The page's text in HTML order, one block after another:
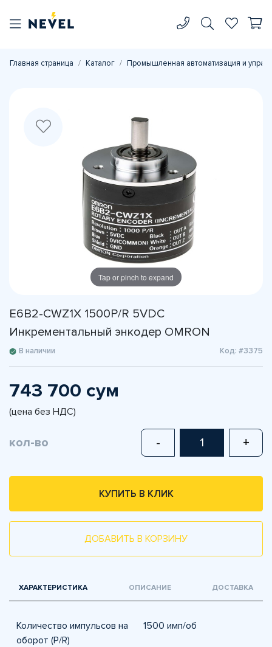
Главная страница Каталог Промышленная автоматизация и
Tap or pinch to expand
E6B2-CWZ1X 1500P/R 5VDC
Инкрементальный энкодер OMRON
В наличии Код: #3375
743 700 сум
(цена без НДС)
кол-во - +
КУПИТЬ В КЛИК
ДОБАВИТЬ В КОРЗИНУ
ХАРАКТЕРИСТИКА ОПИСАНИЕ ДОСТАВКА
Количество импульсов на
оборот (P/R)
1500 имп/об